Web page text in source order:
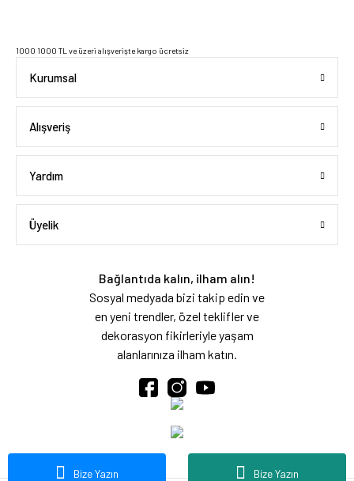
Bize Yazın Bize Yazın
1000 1000 TL ve üzeri alışverişte kargo ücretsiz
Kurumsal
Alışveriş
Yardım
Üyelik
Bağlantıda kalın, ilham alın!
Sosyal medyada bizi takip edin ve
en yeni trendler, özel teklifler ve
dekorasyon fikirleriyle yaşam
alanlarınıza ilham katın.